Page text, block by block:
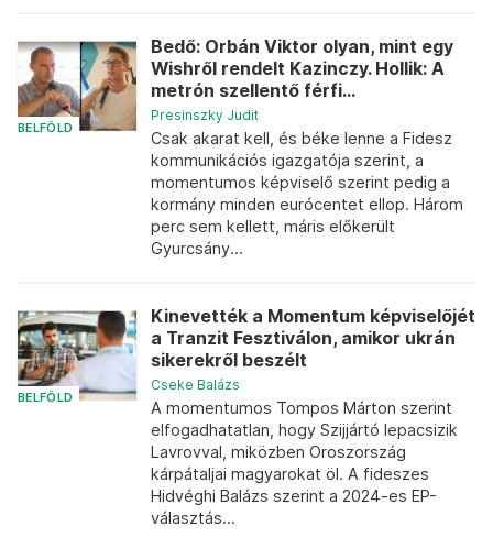
BELFÖLD
Bedő: Orbán Viktor olyan, mint egy
Wishről rendelt Kazinczy. Hollik: A
metrón szellentő férfi...
Presinszky Judit
Csak akarat kell, és béke lenne a Fidesz
kommunikációs igazgatója szerint, a
momentumos képviselő szerint pedig a
kormány minden eurócentet ellop. Három
perc sem kellett, máris előkerült
Gyurcsány...
BELFÖLD
Kinevették a Momentum képviselőjét
a Tranzit Fesztiválon, amikor ukrán
sikerekről beszélt
Cseke Balázs
A momentumos Tompos Márton szerint
elfogadhatatlan, hogy Szijjártó lepacsizik
Lavrovval, miközben Oroszország
kárpátaljai magyarokat öl. A fideszes
Hidvéghi Balázs szerint a 2024-es EP-
választás...